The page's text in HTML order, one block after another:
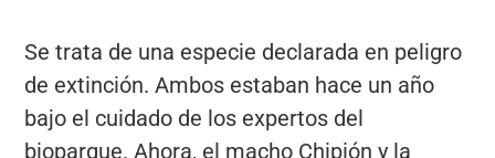
Se trata de una especie declarada en peligro
de extinción. Ambos estaban hace un año
bajo el cuidado de los expertos del
bioparque. Ahora, el macho Chipión y la